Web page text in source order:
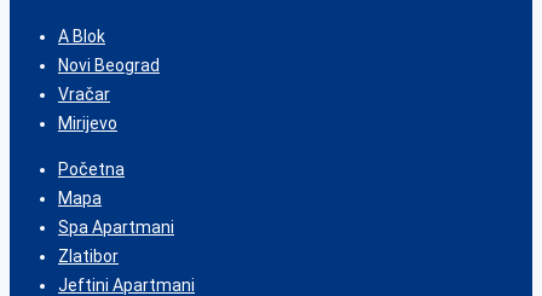
A Blok
Novi Beograd
Vračar
Mirijevo
Početna
Mapa
Spa Apartmani
Zlatibor
Jeftini Apartmani